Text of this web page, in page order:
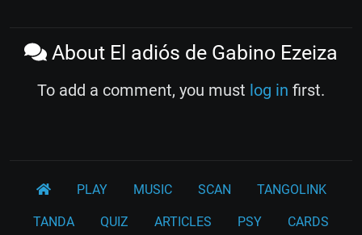
About El adiós de Gabino Ezeiza
To add a comment, you must log in first.
PLAY MUSIC SCAN TANGOLINK
TANDA QUIZ ARTICLES PSY CARDS